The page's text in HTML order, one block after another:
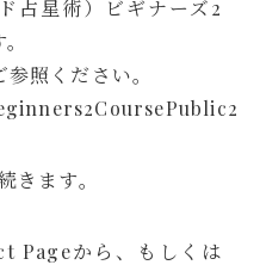
占星術）ビギナーズ2
照ください。
きます。
Pageから、もしくは